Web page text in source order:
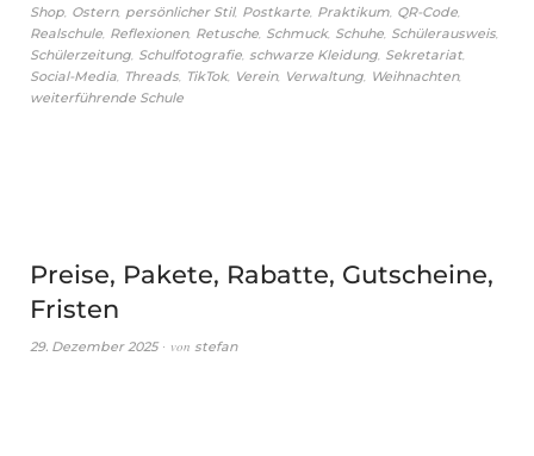
Shop, Ostern, persönlicher Stil, Postkarte, Praktikum, QR-Code,
Realschule, Reflexionen, Retusche, Schmuck, Schuhe, Schülerausweis,
Schülerzeitung, Schulfotografie, schwarze Kleidung, Sekretariat,
Social-Media, Threads, TikTok, Verein, Verwaltung, Weihnachten,
weiterführende Schule
Preise, Pakete, Rabatte, Gutscheine,
Fristen
29. Dezember 2025 von stefan